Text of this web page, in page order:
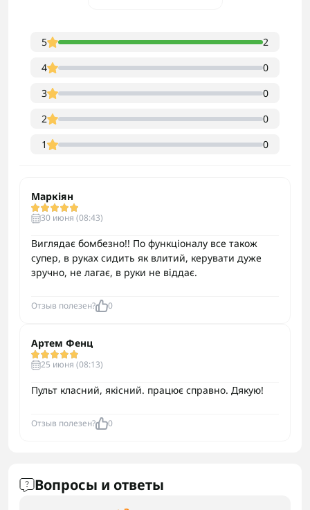
5
2
4
0
3
0
2
0
1
0
Маркіян
30 июня (08:43)
Виглядає бомбезно!! По функціоналу все також
супер, в руках сидить як влитий, керувати дуже
зручно, не лагає, в руки не віддає.
Отзыв полезен? 0
Артем Фенц
25 июня (08:13)
Пульт класний, якісний. працює справно. Дякую!
Отзыв полезен? 0
Вопросы и ответы